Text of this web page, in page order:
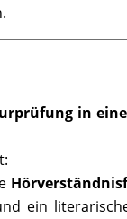
in
ein